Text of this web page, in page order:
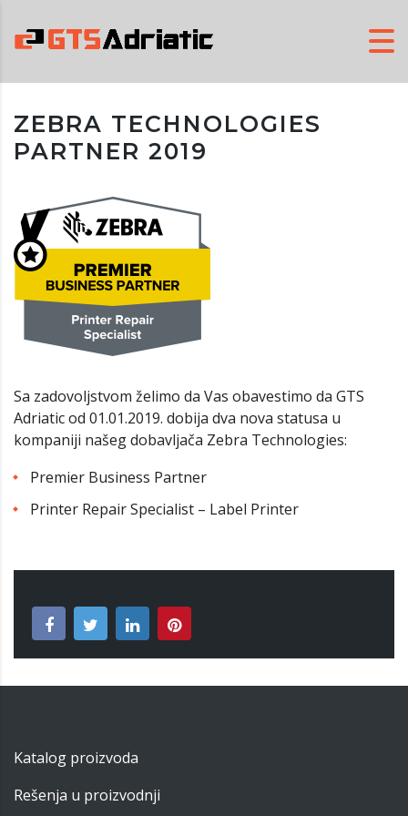
ZEBRA TECHNOLOGIES
PARTNER 2019
Sa zadovoljstvom želimo da Vas obavestimo da GTS
Adriatic od 01.01.2019. dobija dva nova statusa u
kompaniji našeg dobavljača Zebra Technologies:
Premier Business Partner
Printer Repair Specialist – Label Printer
Katalog proizvoda
Rešenja u proizvodnji